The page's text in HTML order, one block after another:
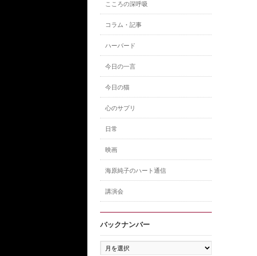
こころの深呼吸
コラム・記事
ハーバード
今日の一言
今日の猫
心のサプリ
日常
映画
海原純子のハート通信
講演会
バックナンバー
バ
ッ